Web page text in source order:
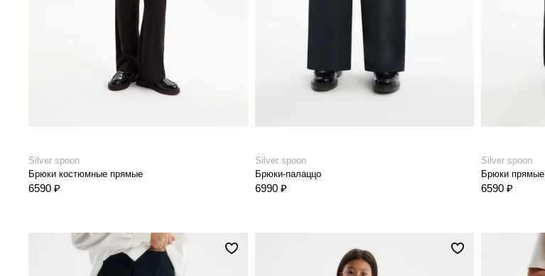
Silver spoon
Брюки костюмные прямые
6590 ₽
Silver spoon
Брюки-палаццо
6990 ₽
Silver spoon
Брюки прямые
6590 ₽